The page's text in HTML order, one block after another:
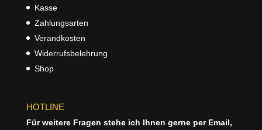
Kasse
Zahlungsarten
Verandkosten
Widerrufsbelehrung
Shop
HOTLINE
Für weitere Fragen stehe ich Ihnen gerne per Email,